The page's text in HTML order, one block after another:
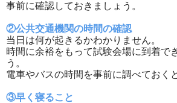
事前に確認しておきましょう。
②公共交通機関の時間の確認
当日は何が起きるかわかりません。
時間に余裕をもって試験会場に到着で
う。
電車やバスの時間を事前に調べておく
③早く寝ること